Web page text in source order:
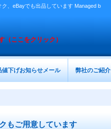
、eBayでも出品しています Managed b
（ここをクリック）
値下げお知らせメール 弊社のご紹介
もご用意しています